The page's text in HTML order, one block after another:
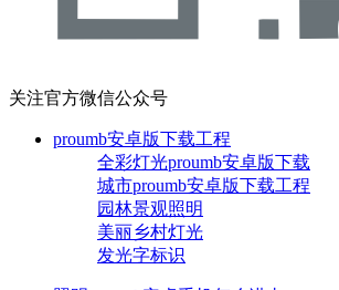
关注官方微信公众号
proumb安卓版下载工程
全彩灯光proumb安卓版下载
城市proumb安卓版下载工程
园林景观照明
美丽乡村灯光
发光字标识